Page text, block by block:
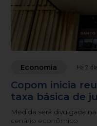
Economia Há 2
Copom inicia
taxa básica de
Medida será divulgada
cenário econômico